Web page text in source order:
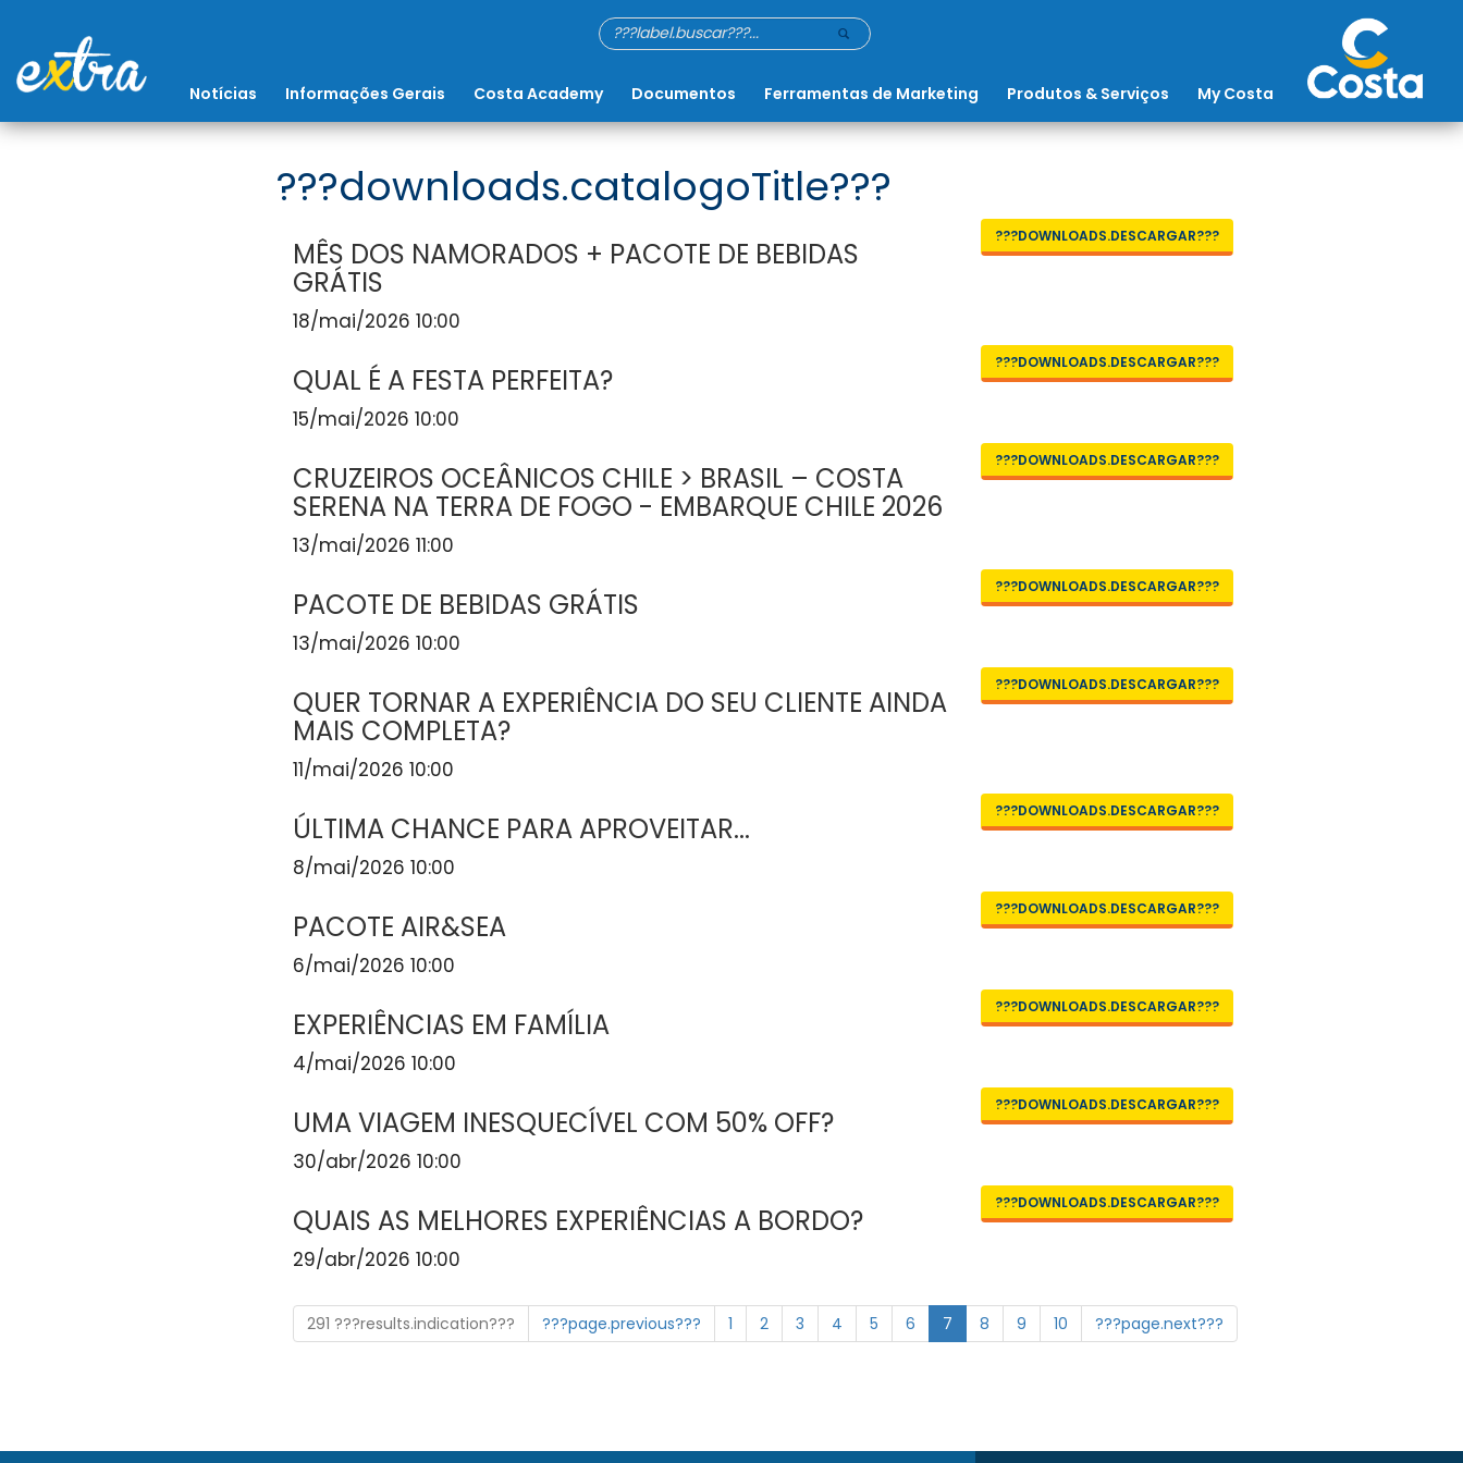
Notícias Informações Gerais Costa Academy Documentos Ferramentas de Marketing Produtos & Serviços My Costa
???downloads.catalogoTitle???
MÊS DOS NAMORADOS + PACOTE DE BEBIDAS
GRÁTIS
18/mai/2026 10:00
???DOWNLOADS.DESCARGAR???
QUAL É A FESTA PERFEITA?
15/mai/2026 10:00
???DOWNLOADS.DESCARGAR???
CRUZEIROS OCEÂNICOS CHILE > BRASIL – COSTA
SERENA NA TERRA DE FOGO - EMBARQUE CHILE 2026
13/mai/2026 11:00
???DOWNLOADS.DESCARGAR???
PACOTE DE BEBIDAS GRÁTIS
13/mai/2026 10:00
???DOWNLOADS.DESCARGAR???
QUER TORNAR A EXPERIÊNCIA DO SEU CLIENTE AINDA
MAIS COMPLETA?
11/mai/2026 10:00
???DOWNLOADS.DESCARGAR???
ÚLTIMA CHANCE PARA APROVEITAR...
8/mai/2026 10:00
???DOWNLOADS.DESCARGAR???
PACOTE AIR&SEA
6/mai/2026 10:00
???DOWNLOADS.DESCARGAR???
EXPERIÊNCIAS EM FAMÍLIA
4/mai/2026 10:00
???DOWNLOADS.DESCARGAR???
UMA VIAGEM INESQUECÍVEL COM 50% OFF?
30/abr/2026 10:00
???DOWNLOADS.DESCARGAR???
QUAIS AS MELHORES EXPERIÊNCIAS A BORDO?
29/abr/2026 10:00
???DOWNLOADS.DESCARGAR???
291 ???results.indication??? ???page.previous??? 1 2 3 4 5 6 7 8 9 10 ???page.next???